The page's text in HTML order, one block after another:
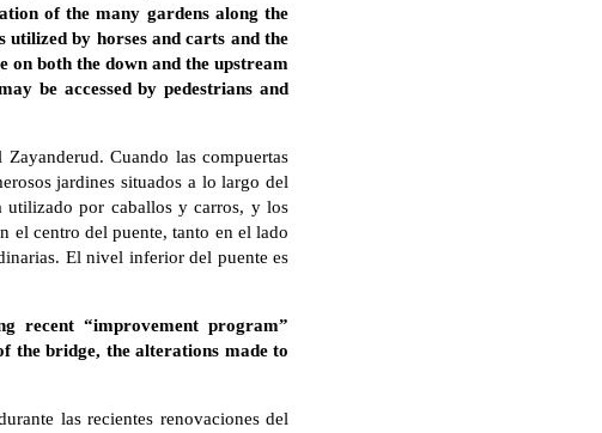
of the many gardens along the
by horses and carts and the
on both the down and the upstream
be accessed by pedestrians and
Cuando las compuertas
jardines situados a lo largo del
utilizado por caballos y carros, y los
el centro del puente, tanto en el lado
El nivel inferior del puente es
recent “improvement program”
the bridge, the alterations made to
las recientes renovaciones del